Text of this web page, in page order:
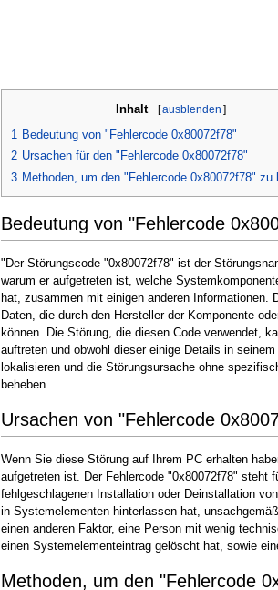
Inhalt [ausblenden ]
1 Bedeutung von "Fehlercode 0x80072f78"
2 Ursachen für den "Fehlercode 0x80072f78"
3 Methoden, um den "Fehlercode 0x80072f78" zu
Bedeutung von "Fehlercode
"Der Störungscode "0x80072f78" ist der
warum er aufgetreten ist, welche
hat, zusammen mit einigen anderen Informationen.
Daten, die durch den Hersteller der Komponente
können. Die Störung, die diesen Code verwendet,
auftreten und obwohl dieser einige Details in
lokalisieren und die Störungsursache ohne
beheben.
Ursachen von "Fehlercode
Wenn Sie diese Störung auf Ihrem PC erhalten
aufgetreten ist. Der Fehlercode "0x80072f78" steht
fehlgeschlagenen Installation oder Deinstallation
in Systemelementen hinterlassen hat,
einen anderen Faktor, eine Person mit wenig
einen Systemelementeintrag gelöscht hat, sowie
Methoden, um den "Fehlercode